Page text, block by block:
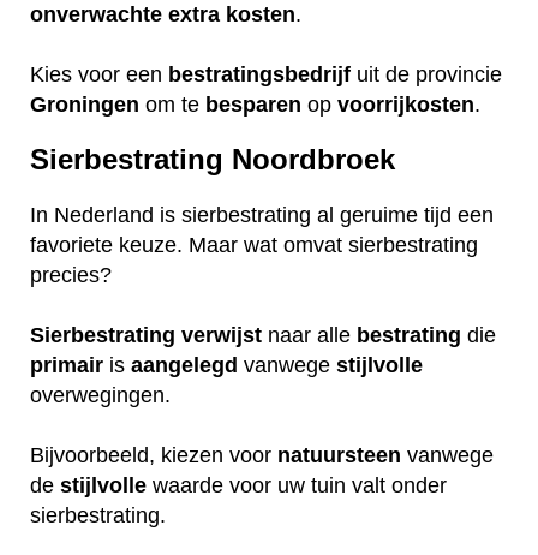
onverwachte extra kosten.
Kies voor een bestratingsbedrijf uit de provincie
Groningen om te besparen op voorrijkosten.
Sierbestrating Noordbroek
In Nederland is sierbestrating al geruime tijd een
favoriete keuze. Maar wat omvat sierbestrating
precies?
Sierbestrating verwijst naar alle bestrating die
primair is aangelegd vanwege stijlvolle
overwegingen.
Bijvoorbeeld, kiezen voor natuursteen vanwege
de stijlvolle waarde voor uw tuin valt onder
sierbestrating.